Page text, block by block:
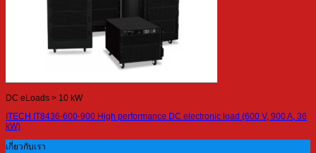
DC eLoads > 10 kW
ITECH IT8436-600-900 High performance DC electronic load (600 V, 900 A, 36
kW)
เกี่ยวกับเรา